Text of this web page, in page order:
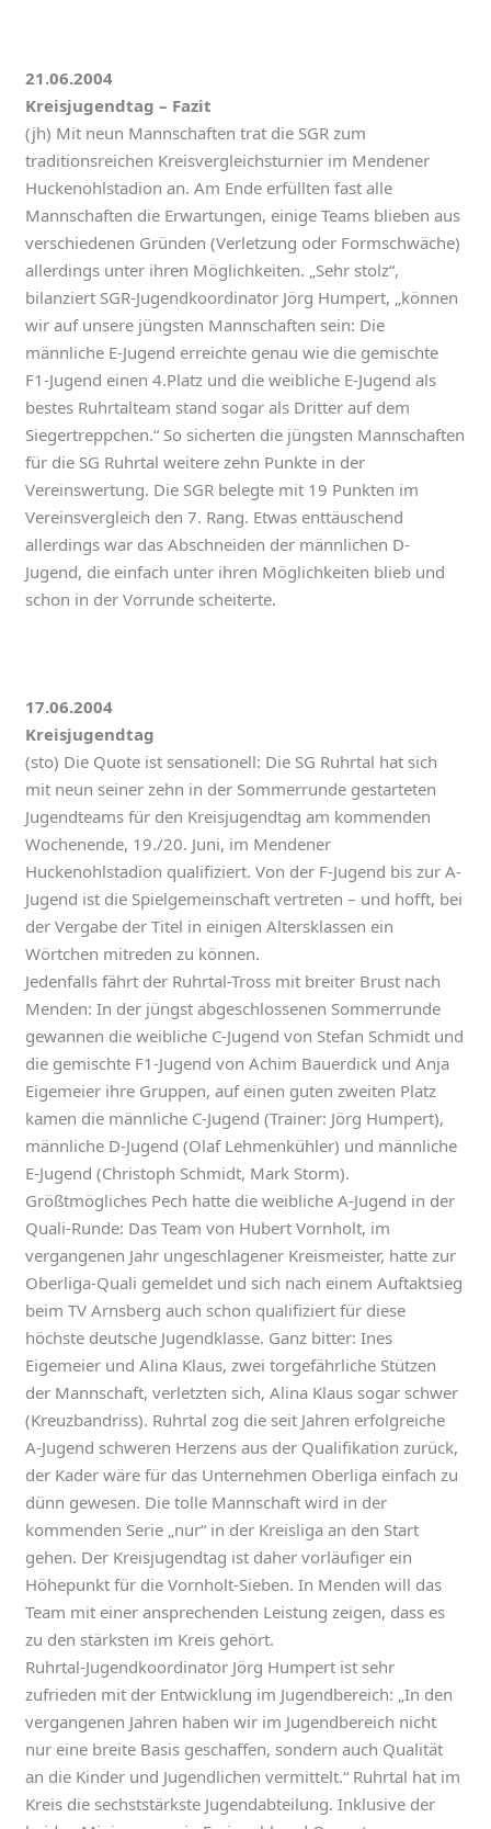
21.06.2004
Kreisjugendtag – Fazit
(jh) Mit neun Mannschaften trat die SGR zum
traditionsreichen Kreisvergleichsturnier im Mendener
Huckenohlstadion an. Am Ende erfüllten fast alle
Mannschaften die Erwartungen, einige Teams blieben aus
verschiedenen Gründen (Verletzung oder Formschwäche)
allerdings unter ihren Möglichkeiten. „Sehr stolz“,
bilanziert SGR-Jugendkoordinator Jörg Humpert, „können
wir auf unsere jüngsten Mannschaften sein: Die
männliche E-Jugend erreichte genau wie die gemischte
F1-Jugend einen 4.Platz und die weibliche E-Jugend als
bestes Ruhrtalteam stand sogar als Dritter auf dem
Siegertreppchen.“ So sicherten die jüngsten Mannschaften
für die SG Ruhrtal weitere zehn Punkte in der
Vereinswertung. Die SGR belegte mit 19 Punkten im
Vereinsvergleich den 7. Rang. Etwas enttäuschend
allerdings war das Abschneiden der männlichen D-
Jugend, die einfach unter ihren Möglichkeiten blieb und
schon in der Vorrunde scheiterte.
17.06.2004
Kreisjugendtag
(sto) Die Quote ist sensationell: Die SG Ruhrtal hat sich
mit neun seiner zehn in der Sommerrunde gestarteten
Jugendteams für den Kreisjugendtag am kommenden
Wochenende, 19./20. Juni, im Mendener
Huckenohlstadion qualifiziert. Von der F-Jugend bis zur A-
Jugend ist die Spielgemeinschaft vertreten – und hofft, bei
der Vergabe der Titel in einigen Altersklassen ein
Wörtchen mitreden zu können.
Jedenfalls fährt der Ruhrtal-Tross mit breiter Brust nach
Menden: In der jüngst abgeschlossenen Sommerrunde
gewannen die weibliche C-Jugend von Stefan Schmidt und
die gemischte F1-Jugend von Achim Bauerdick und Anja
Eigemeier ihre Gruppen, auf einen guten zweiten Platz
kamen die männliche C-Jugend (Trainer: Jörg Humpert),
männliche D-Jugend (Olaf Lehmenkühler) und männliche
E-Jugend (Christoph Schmidt, Mark Storm).
Größtmögliches Pech hatte die weibliche A-Jugend in der
Quali-Runde: Das Team von Hubert Vornholt, im
vergangenen Jahr ungeschlagener Kreismeister, hatte zur
Oberliga-Quali gemeldet und sich nach einem Auftaktsieg
beim TV Arnsberg auch schon qualifiziert für diese
höchste deutsche Jugendklasse. Ganz bitter: Ines
Eigemeier und Alina Klaus, zwei torgefährliche Stützen
der Mannschaft, verletzten sich, Alina Klaus sogar schwer
(Kreuzbandriss). Ruhrtal zog die seit Jahren erfolgreiche
A-Jugend schweren Herzens aus der Qualifikation zurück,
der Kader wäre für das Unternehmen Oberliga einfach zu
dünn gewesen. Die tolle Mannschaft wird in der
kommenden Serie „nur“ in der Kreisliga an den Start
gehen. Der Kreisjugendtag ist daher vorläufiger ein
Höhepunkt für die Vornholt-Sieben. In Menden will das
Team mit einer ansprechenden Leistung zeigen, dass es
zu den stärksten im Kreis gehört.
Ruhrtal-Jugendkoordinator Jörg Humpert ist sehr
zufrieden mit der Entwicklung im Jugendbereich: „In den
vergangenen Jahren haben wir im Jugendbereich nicht
nur eine breite Basis geschaffen, sondern auch Qualität
an die Kinder und Jugendlichen vermittelt.“ Ruhrtal hat im
Kreis die sechststärkste Jugendabteilung. Inklusive der